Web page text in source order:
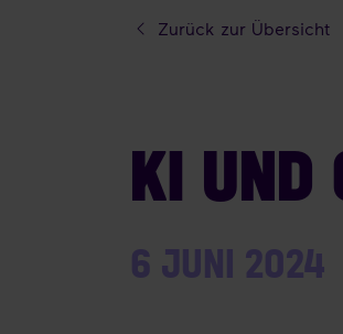
Zurück zur Übersicht
KI UND
6 JUNI 2024